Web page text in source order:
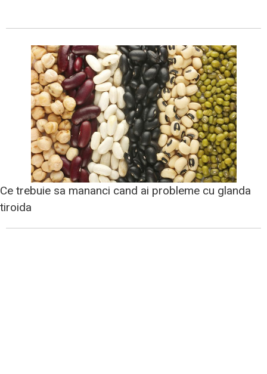
Ce trebuie sa mananci cand ai probleme cu glanda
tiroida